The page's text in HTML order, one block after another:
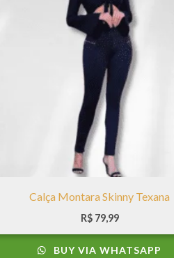
Calça Montara Skinny Texana
R$79,99
BUY VIA WHATSAPP